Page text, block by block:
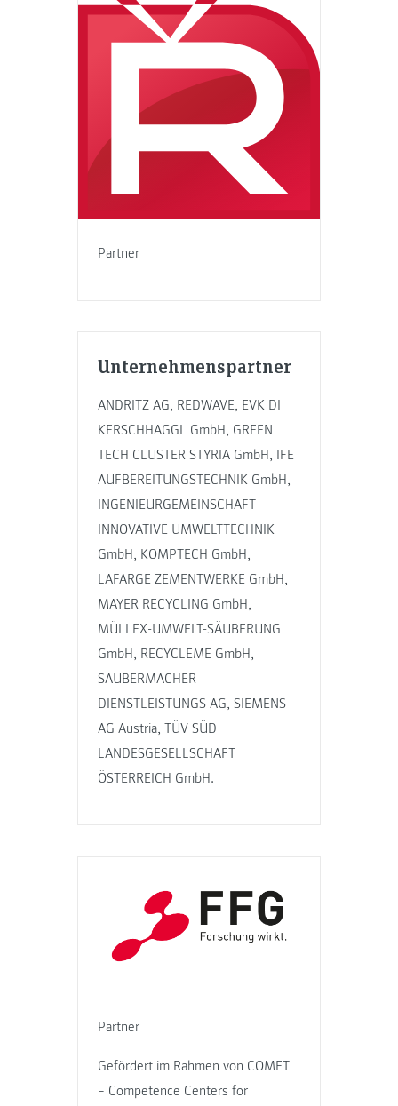
Partner
Unternehmenspartner
ANDRITZ AG, REDWAVE, EVK DI
KERSCHHAGGL GmbH, GREEN
TECH CLUSTER STYRIA GmbH, IFE
AUFBEREITUNGSTECHNIK GmbH,
INGENIEURGEMEINSCHAFT
INNOVATIVE UMWELTTECHNIK
GmbH, KOMPTECH GmbH,
LAFARGE ZEMENTWERKE GmbH,
MAYER RECYCLING GmbH,
MÜLLEX-UMWELT-SÄUBERUNG
GmbH, RECYCLEME GmbH,
SAUBERMACHER
DIENSTLEISTUNGS AG, SIEMENS
AG Austria, TÜV SÜD
LANDESGESELLSCHAFT
ÖSTERREICH GmbH.
Partner
Gefördert im Rahmen von COMET
– Competence Centers for